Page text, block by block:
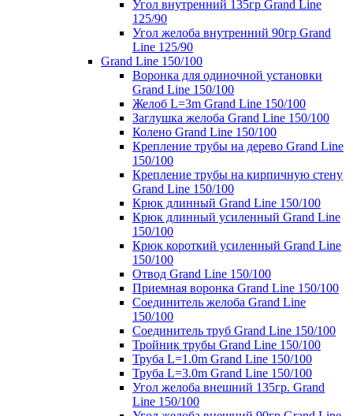
Угол внутренний 135гр Grand Line
125/90
Угол желоба внутренний 90гр Grand
Line 125/90
Grand Line 150/100
Воронка для одиночной установки
Grand Line 150/100
Желоб L=3m Grand Line 150/100
Заглушка желоба Grand Line 150/100
Колено Grand Line 150/100
Крепление трубы на дерево Grand Line
150/100
Крепление трубы на кирпичную стену
Grand Line 150/100
Крюк длинный Grand Line 150/100
Крюк длинный усиленный Grand Line
150/100
Крюк короткий усиленный Grand Line
150/100
Отвод Grand Line 150/100
Приемная воронка Grand Line 150/100
Соединитель желоба Grand Line
150/100
Соединитель труб Grand Line 150/100
Тройник трубы Grand Line 150/100
Труба L=1.0m Grand Line 150/100
Труба L=3.0m Grand Line 150/100
Угол желоба внешний 135гр. Grand
Line 150/100